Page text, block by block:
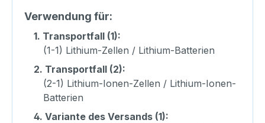
Verwendung für:
1. Transportfall (1):
(1-1) Lithium-Zellen / Lithium-Batterien
2. Transportfall (2):
(2-1) Lithium-Ionen-Zellen / Lithium-Ionen-
Batterien
4. Variante des Versands (1):